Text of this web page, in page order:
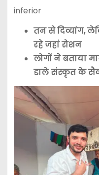
inferior
तन से दिव्यांग,
रहे जहां रोशन
लोगों ने बताया
डाले संस्कृत के